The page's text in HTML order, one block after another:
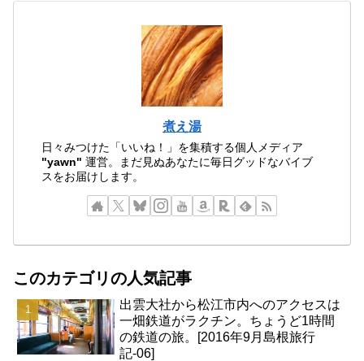
煮え湯
日々みつけた「いいね！」を集積する個人メディア
"yawn" 運営。まだ見ぬあなたに毎日グッドなバイブ
スをお届けします。
このカテゴリの人気記事
出雲大社から松江市内へのアクセスは
一畑鉄道がラクチン。ちょうど1時間
の鉄道の旅。[2016年9月島根旅行
記-06]